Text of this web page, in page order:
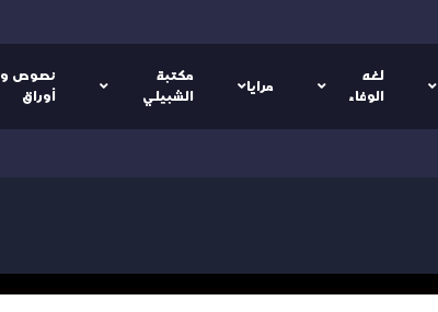
لغه
الوفاء
مرايا
مكتبة
الشبيلي
نصوص و
أوراق